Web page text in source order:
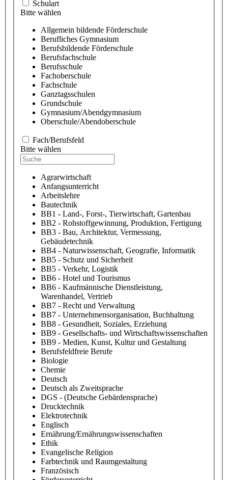
Schulart
Bitte wählen
Allgemein bildende Förderschule
Berufliches Gymnasium
Berufsbildende Förderschule
Berufsfachschule
Berufsschule
Fachoberschule
Fachschule
Ganztagsschulen
Grundschule
Gymnasium/Abendgymnasium
Oberschule/Abendoberschule
Fach/Berufsfeld
Bitte wählen
Agrarwirtschaft
Anfangsunterricht
Arbeitslehre
Bautechnik
BB1 - Land-, Forst-, Tierwirtschaft, Gartenbau
BB2 - Rohstoffgewinnung, Produktion, Fertigung
BB3 - Bau, Architektur, Vermessung,
Gebäudetechnik
BB4 - Naturwissenschaft, Geografie, Informatik
BB5 - Schutz und Sicherheit
BB5 - Verkehr, Logistik
BB6 - Hotel und Tourismus
BB6 - Kaufmännische Dienstleistung,
Warenhandel, Vertrieb
BB7 - Recht und Verwaltung
BB7 - Unternehmensorganisation, Buchhaltung
BB8 - Gesundheit, Soziales, Erziehung
BB9 - Gesellschafts- und Wirtschaftswissenschaften
BB9 - Medien, Kunst, Kultur und Gestaltung
Berufsfeldfreie Berufe
Biologie
Chemie
Deutsch
Deutsch als Zweitsprache
DGS - (Deutsche Gebärdensprache)
Drucktechnik
Elektrotechnik
Englisch
Ernährung/Ernährungswissenschaften
Ethik
Evangelische Religion
Farbtechnik und Raumgestaltung
Französisch